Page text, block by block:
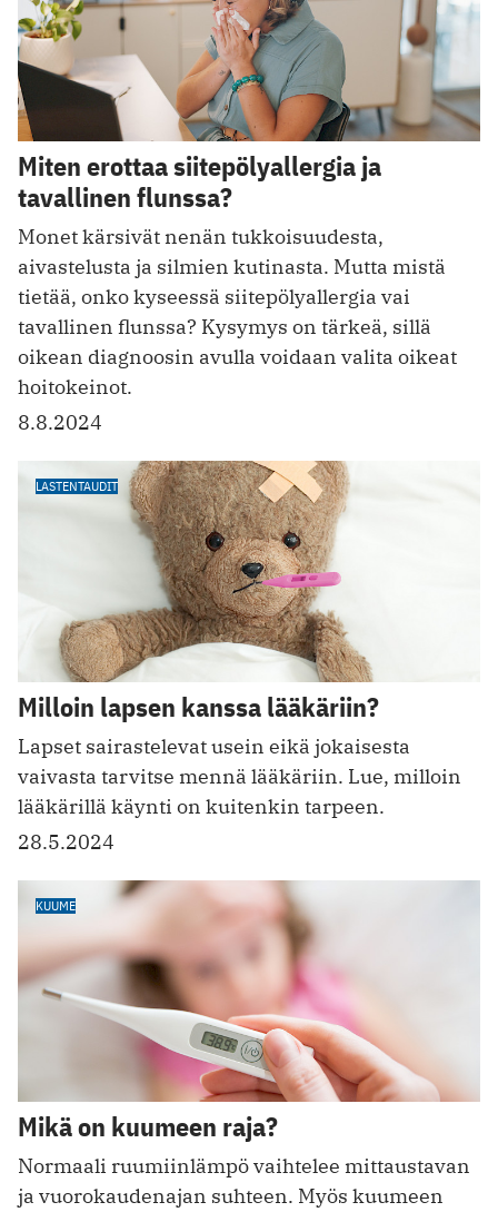
Miten erottaa siitepölyallergia ja
tavallinen flunssa?
Monet kärsivät nenän tukkoisuudesta,
aivastelusta ja silmien kutinasta. Mutta mistä
tietää, onko kyseessä siitepölyallergia vai
tavallinen flunssa? Kysymys on tärkeä, sillä
oikean diagnoosin avulla voidaan valita oikeat
hoitokeinot.
8.8.2024
LASTENTAUDIT
Milloin lapsen kanssa lääkäriin?
Lapset sairastelevat usein eikä jokaisesta
vaivasta tarvitse mennä lääkäriin. Lue, milloin
lääkärillä käynti on kuitenkin tarpeen.
28.5.2024
KUUME
Mikä on kuumeen raja?
Normaali ruumiinlämpö vaihtelee mittaustavan
ja vuorokaudenajan suhteen. Myös kuumeen